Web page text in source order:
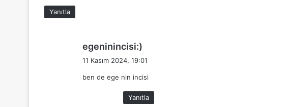
Yanıtla
egeninincisi:)
i
k
i
11 Kasım 2024, 19:01
ben de ege nin incisi
Yanıtla